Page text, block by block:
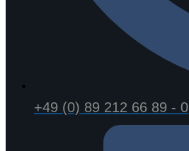
+49 (0) 89 212 66 89 - 0